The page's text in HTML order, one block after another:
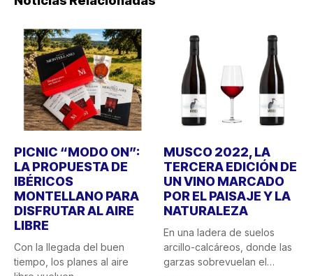
PICNIC “MODO ON”:
LA PROPUESTA DE
IBÉRICOS
MONTELLANO PARA
DISFRUTAR AL AIRE
LIBRE
Con la llegada del buen
tiempo, los planes al aire
MUSCO 2022, LA
TERCERA EDICIÓN DE
UN VINO MARCADO
POR EL PAISAJE Y LA
NATURALEZA
En una ladera de suelos
arcillo-calcáreos, donde las
garzas sobrevuelan el